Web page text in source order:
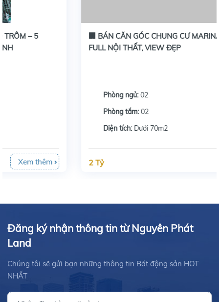
🏢 BÁN CĂN GÓC CHUNG CƯ MARINA TẦNG 17 –
FULL NỘI THẤT, VIEW ĐẸP
2 Tỷ
Đăng ký nhận thông tin từ Nguyên Phát
Land
Chúng tôi sẽ gửi bạn những thông tin Bất động sản HOT
NHẤT